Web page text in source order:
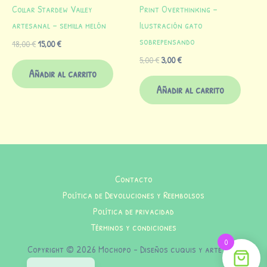
Collar Stardew Valley
artesanal – semilla melón
18,00€ 15,00€
Añadir al carrito
Print Overthinking –
Ilustración gato
sobrepensando
5,00€ 3,00€
Añadir al carrito
Contacto
Política de Devoluciones y Reembolsos
Política de privacidad
Términos y condiciones
Copyright © 2026 Mochopo - Diseños cuquis y arte indie
0